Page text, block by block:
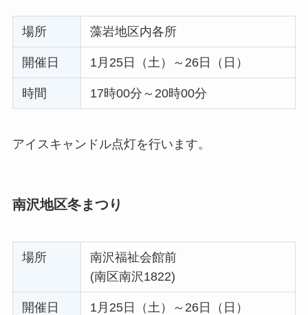
場所 藻岩地区内各所
開催日 1月25日（土）～26日（日）
時間 17時00分～20時00分
アイスキャンドル点灯を行います。
南沢地区冬まつり
場所
南沢福祉会館前
(南区南沢1822)
開催日 1月25日（土）～26日（日）